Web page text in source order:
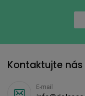
Kontaktujte nás
E-mail